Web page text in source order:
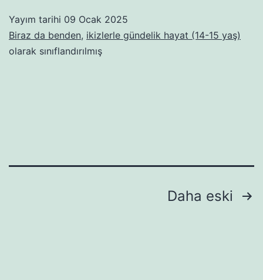
Yayım tarihi 09 Ocak 2025
Biraz da benden, ikizlerle gündelik hayat (14-15 yaş)
olarak sınıflandırılmış
Daha eski